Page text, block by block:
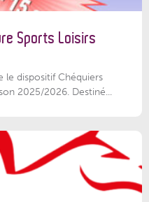
Sports Loisirs
le dispositif Chéquiers
2025/2026. Destiné...